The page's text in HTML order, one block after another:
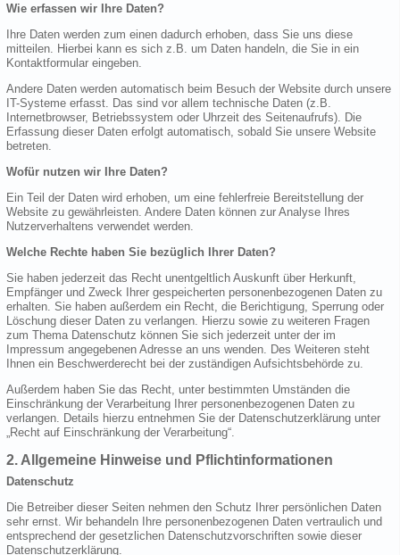
Wie erfassen wir Ihre Daten?
Ihre Daten werden zum einen dadurch erhoben, dass Sie uns diese
mitteilen. Hierbei kann es sich z.B. um Daten handeln, die Sie in ein
Kontaktformular eingeben.
Andere Daten werden automatisch beim Besuch der Website durch unsere
IT-Systeme erfasst. Das sind vor allem technische Daten (z.B.
Internetbrowser, Betriebssystem oder Uhrzeit des Seitenaufrufs). Die
Erfassung dieser Daten erfolgt automatisch, sobald Sie unsere Website
betreten.
Wofür nutzen wir Ihre Daten?
Ein Teil der Daten wird erhoben, um eine fehlerfreie Bereitstellung der
Website zu gewährleisten. Andere Daten können zur Analyse Ihres
Nutzerverhaltens verwendet werden.
Welche Rechte haben Sie bezüglich Ihrer Daten?
Sie haben jederzeit das Recht unentgeltlich Auskunft über Herkunft,
Empfänger und Zweck Ihrer gespeicherten personenbezogenen Daten zu
erhalten. Sie haben außerdem ein Recht, die Berichtigung, Sperrung oder
Löschung dieser Daten zu verlangen. Hierzu sowie zu weiteren Fragen
zum Thema Datenschutz können Sie sich jederzeit unter der im
Impressum angegebenen Adresse an uns wenden. Des Weiteren steht
Ihnen ein Beschwerderecht bei der zuständigen Aufsichtsbehörde zu.
Außerdem haben Sie das Recht, unter bestimmten Umständen die
Einschränkung der Verarbeitung Ihrer personenbezogenen Daten zu
verlangen. Details hierzu entnehmen Sie der Datenschutzerklärung unter
„Recht auf Einschränkung der Verarbeitung“.
2. Allgemeine Hinweise und Pflichtinformationen
Datenschutz
Die Betreiber dieser Seiten nehmen den Schutz Ihrer persönlichen Daten
sehr ernst. Wir behandeln Ihre personenbezogenen Daten vertraulich und
entsprechend der gesetzlichen Datenschutzvorschriften sowie dieser
Datenschutzerklärung.